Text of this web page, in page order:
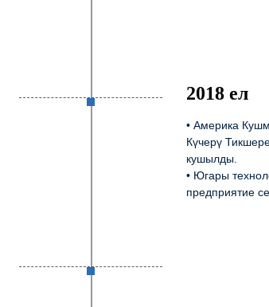
2018 ел
• Америка
Күчерү
кушылды.
• Югары
предприятие